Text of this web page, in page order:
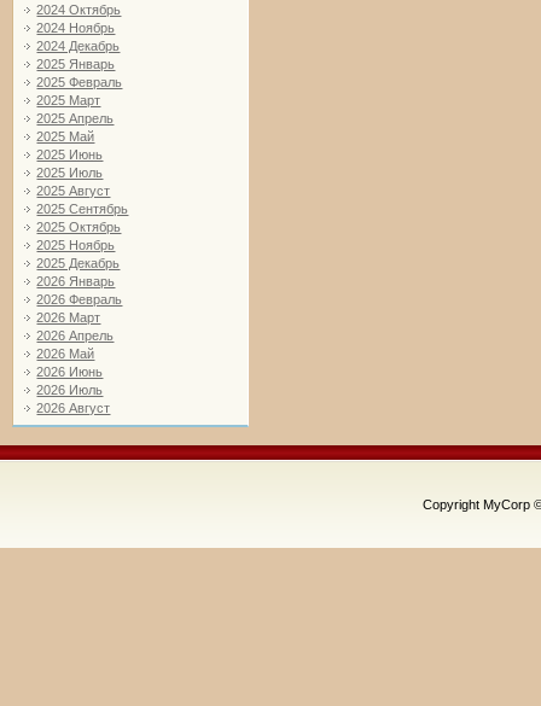
2024 Октябрь
2024 Ноябрь
2024 Декабрь
2025 Январь
2025 Февраль
2025 Март
2025 Апрель
2025 Май
2025 Июнь
2025 Июль
2025 Август
2025 Сентябрь
2025 Октябрь
2025 Ноябрь
2025 Декабрь
2026 Январь
2026 Февраль
2026 Март
2026 Апрель
2026 Май
2026 Июнь
2026 Июль
2026 Август
Copyright MyCorp